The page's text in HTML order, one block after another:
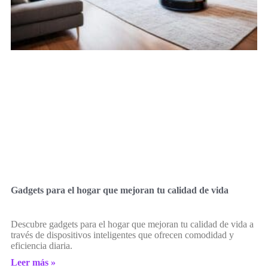
Gadgets para el hogar que mejoran tu calidad de vida
Descubre gadgets para el hogar que mejoran tu calidad de vida a
través de dispositivos inteligentes que ofrecen comodidad y
eficiencia diaria.
Leer más »